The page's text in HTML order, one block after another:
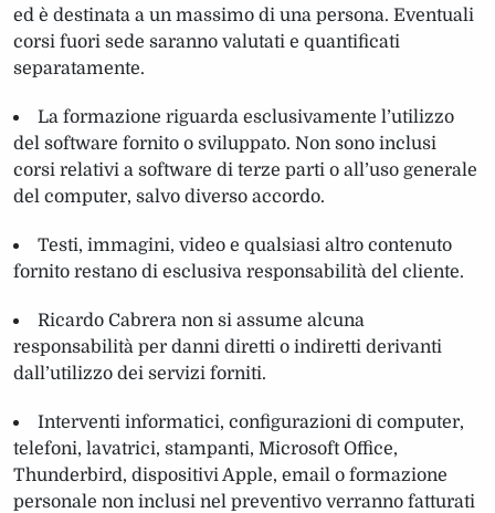
ed è destinata a un massimo di una persona. Eventuali
corsi fuori sede saranno valutati e quantificati
separatamente.
La formazione riguarda esclusivamente l’utilizzo
del software fornito o sviluppato. Non sono inclusi
corsi relativi a software di terze parti o all’uso generale
del computer, salvo diverso accordo.
Testi, immagini, video e qualsiasi altro contenuto
fornito restano di esclusiva responsabilità del cliente.
Ricardo Cabrera non si assume alcuna
responsabilità per danni diretti o indiretti derivanti
dall’utilizzo dei servizi forniti.
Interventi informatici, configurazioni di computer,
telefoni, lavatrici, stampanti, Microsoft Office,
Thunderbird, dispositivi Apple, email o formazione
personale non inclusi nel preventivo verranno fatturati